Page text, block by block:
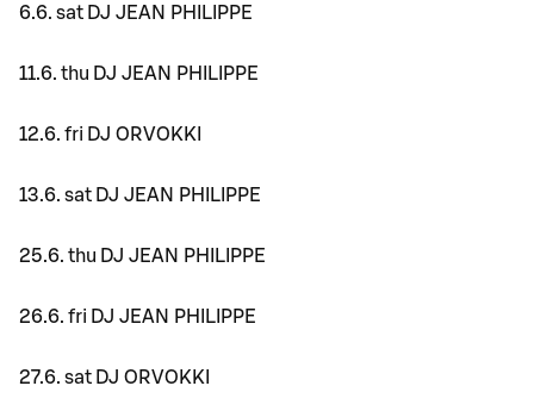
6.6. sat DJ JEAN PHILIPPE
11.6. thu DJ JEAN PHILIPPE
12.6. fri DJ ORVOKKI
13.6. sat DJ JEAN PHILIPPE
25.6. thu DJ JEAN PHILIPPE
26.6. fri DJ JEAN PHILIPPE
27.6. sat DJ ORVOKKI